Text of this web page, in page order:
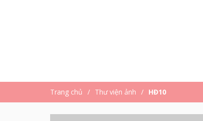
Trang chủ Thư viện ảnh HĐ10